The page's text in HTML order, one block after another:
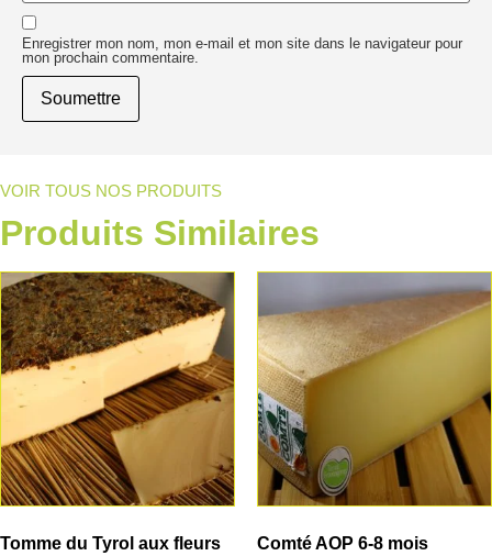
Produits Similaires
Tomme du Tyrol aux fleurs Comté AOP 6-8 mois
Enregistrer mon nom, mon e-mail et mon site dans le navigateur pour
mon prochain commentaire.
VOIR TOUS NOS PRODUITS